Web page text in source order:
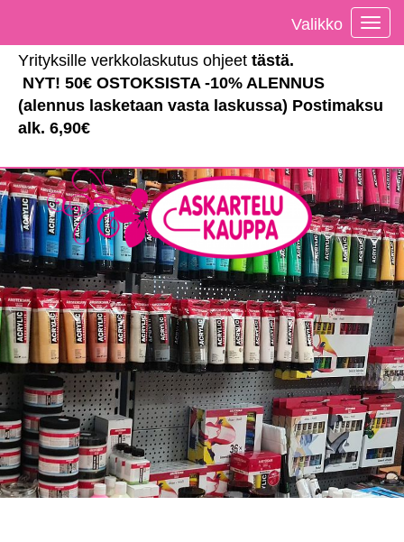
Yrityksille verkkolaskutus ohjeet tästä.
NYT! 50€ OSTOKSISTA -10% ALENNUS
(alennus lasketaan vasta laskussa) Postimaksu
alk. 6,90€
Valikko